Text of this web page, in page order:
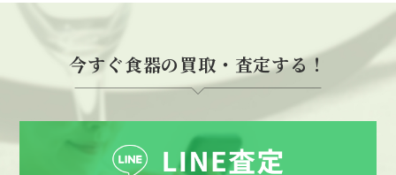
今すぐ食器の買取・査定する！